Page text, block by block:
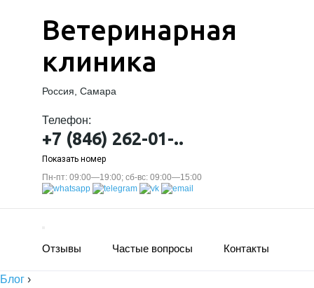
Ветеринарная
клиника
Россия, Самара
Телефон:
+7 (846) 262-01-..
Показать номер
Пн-пт: 09:00—19:00; сб-вс: 09:00—15:00
Отзывы Частые вопросы Контакты
Блог ›